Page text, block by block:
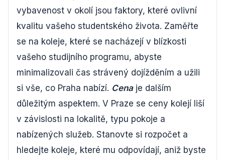
vybavenost v okolí jsou faktory, které ovlivní
kvalitu vašeho studentského života. Zaměřte
se na koleje, které se nacházejí v blízkosti
vašeho studijního programu, abyste
minimalizovali čas strávený dojížděním a užili
si vše, co Praha nabízí. Cenaje dalším
důležitým aspektem. V Praze se ceny kolejí liší
v závislosti na lokalitě, typu pokoje a
nabízených služeb. Stanovte si rozpočet a
hledejte koleje, které mu odpovídají, aniž byste